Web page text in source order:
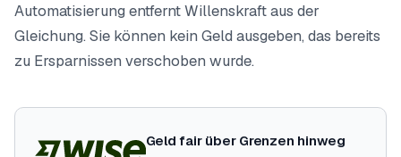
Automatisierung entfernt Willenskraft aus der
Gleichung. Sie können kein Geld ausgeben, das bereits
zu Ersparnissen verschoben wurde.
Geld fair über Grenzen hinweg